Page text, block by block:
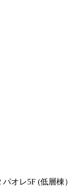
オレ5F (低層棟）